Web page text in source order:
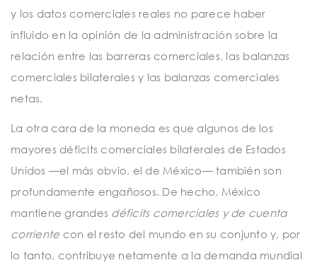
y los datos comerciales reales no parece haber
influido en la opinión de la administración sobre la
relación entre las barreras comerciales, las balanzas
comerciales bilaterales y las balanzas comerciales
netas.
La otra cara de la moneda es que algunos de los
mayores déficits comerciales bilaterales de Estados
Unidos —el más obvio, el de México— también son
profundamente engañosos. De hecho, México
mantiene grandes déficits comerciales y de cuenta
corriente con el resto del mundo en su conjunto y, por
lo tanto, contribuye netamente a la demanda mundial